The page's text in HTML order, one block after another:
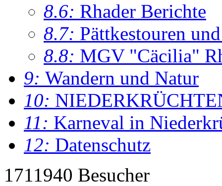
8.6: Rhader Berichte
8.7: Pättkestouren
8.8: MGV "Cäcilia"
9: Wandern und Natur
10:
11: Karneval in
12: Datenschutz
1711940 Besucher